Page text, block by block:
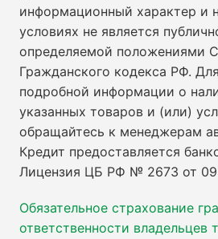
информационный характер и
условиях не является
определяемой положениями
Гражданского кодекса РФ.
подробной информации о
указанных товаров и (или)
обращайтесь к менеджерам
Кредит предоставляется
Лицензия ЦБ РФ № 2673 от
Обязательное страхование
ответственности владельцев